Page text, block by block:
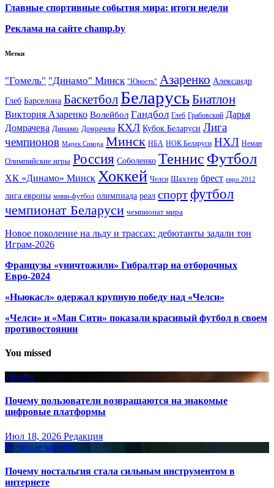
Главные спортивные события мира: итоги недели
Реклама на сайте champ.by
Метки
"Гомель" "Динамо" Минск "Юность" Азаренко Александр
Глеб Барселона Баскетбол БеларусьБиатлон
Виктория Азаренко Волейбол Гандбол Глеб Грабовский Дарья
Домрачева Динамо Домрачева КХЛ Кубок Беларуси Лига
чемпионов Марек Сикора Минск НБА НОК Беларуси НХЛ Неман
Олимпийские игры Россия Соболенко Теннис Футбол
ХК «Динамо» Минск Хоккей Челси Шахтер брест евро 2012
лига европы мини-футбол олимпиада реал спортфутбол
чемпионат Беларуси чемпионат мира
Новое поколение на льду и трассах: дебютанты задали тон
Играм-2026
Французы «уничтожили» Гибралтар на отборочных
Евро-2024
«Ньюкасл» одержал крупную победу над «Челси»
«Челси» и «Ман Сити» показали красивый футбол в своем
противостоянии
You missed
Другое
Почему пользователи возвращаются на знакомые
цифровые платформы
Июл 18, 2026 Редакция
Путёвые заметки
Почему ностальгия стала сильным инструментом в
интернете